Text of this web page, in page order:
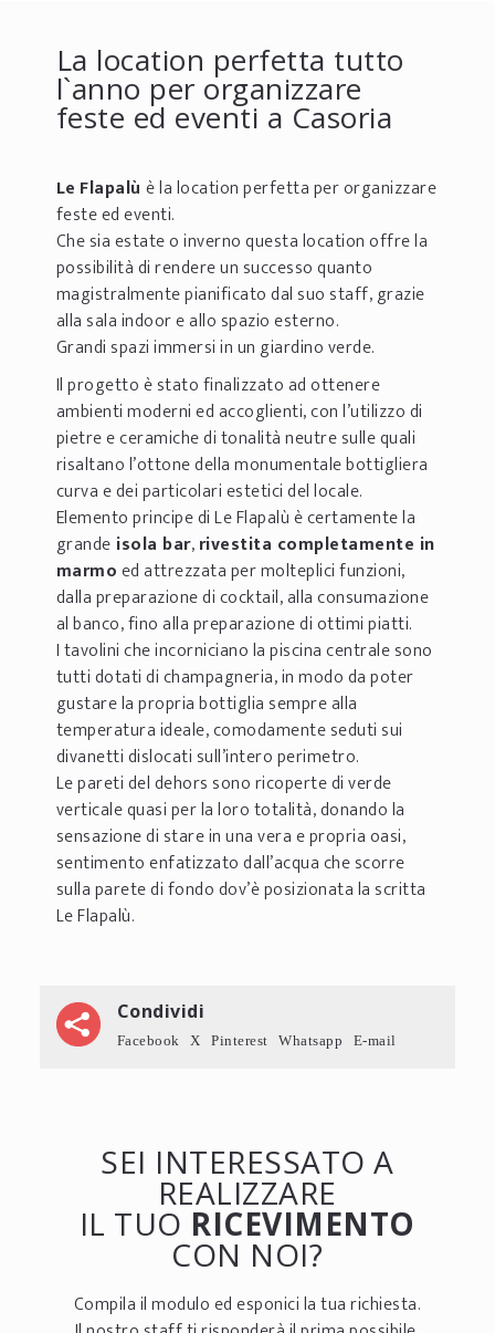
La location perfetta tutto
l`anno per organizzare
feste ed eventi a Casoria
Le Flapalùè la location perfetta per organizzare
feste ed eventi.
Che sia estate o inverno questa location offre la
possibilità di rendere un successo quanto
magistralmente pianificato dal suo staff, grazie
alla sala indoor e allo spazio esterno.
Grandi spazi immersi in un giardino verde.
Il progetto è stato finalizzato ad ottenere
ambienti moderni ed accoglienti, con l’utilizzo di
pietre e ceramiche di tonalità neutre sulle quali
risaltano l’ottone della monumentale bottigliera
curva e dei particolari estetici del locale.
Elemento principe di Le Flapalù è certamente la
grande isola bar,rivestita completamente in
marmoed attrezzata per molteplici funzioni,
dalla preparazione di cocktail, alla consumazione
al banco, fino alla preparazione di ottimi piatti.
I tavolini che incorniciano la piscina centrale sono
tutti dotati di champagneria, in modo da poter
gustare la propria bottiglia sempre alla
temperatura ideale, comodamente seduti sui
divanetti dislocati sull’intero perimetro.
Le pareti del dehors sono ricoperte di verde
verticale quasi per la loro totalità, donando la
sensazione di stare in una vera e propria oasi,
sentimento enfatizzato dall’acqua che scorre
sulla parete di fondo dov’è posizionata la scritta
Le Flapalù.
Condividi
Facebook X Pinterest Whatsapp E-mail
SEI INTERESSATO A
REALIZZARE
IL TUO RICEVIMENTO
CON NOI?
Compila il modulo ed esponici la tua richiesta.